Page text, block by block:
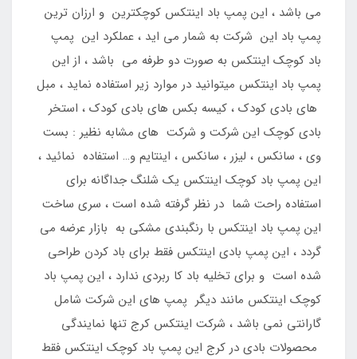
می باشد ، این پمپ باد اینتکس کوچکترین و ارزان ترین
پمپ باد این شرکت به شمار می اید ، عملکرد این پمپ
باد کوچک اینتکس به صورت دو طرفه می باشد ، از این
پمپ باد اینتکس میتوانید در موارد زیر استفاده نماید ، مبل
های بادی کودک ، کیسه بکس های بادی کودک ، استخر
بادی کوچک این شرکت و شرکت های مشابه نظیر : بست
وی ، سانکس ، لیزر ، سانکس ، اینتایم و… استفاده نمائید ،
این پمپ باد کوچک اینتکس یک شلنگ جداگانه برای
استفاده راحت شما در نظر گرفته شده است ، سری ساخت
این پمپ باد اینتکس با رنگبندی مشکی به بازار عرضه می
گردد ، این پمپ بادی اینتکس فقط برای باد کردن طراحی
شده است و برای تخلیه باد کا ربردی ندارد ، این پمپ باد
کوچک اینتکس مانند دیگر پمپ های این شرکت شامل
گارانتی نمی باشد ، شرکت اینتکس کرج تنها نمایندگی
محصولات بادی در کرج این پمپ باد کوچک اینتکس فقط